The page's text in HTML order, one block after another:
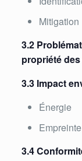
Mitigation
3.2
propriété
3.3 Impact
Énergie
3.4